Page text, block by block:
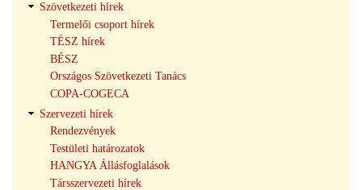
Szövetkezeti hírek
Termelői csoport hírek
TÉSZ hírek
BÉSZ
Országos Szövetkezeti Tanács
COPA-COGECA
Szervezeti hírek
Rendezvények
Testületi határozatok
HANGYA Állásfoglalások
Társszervezeti hírek